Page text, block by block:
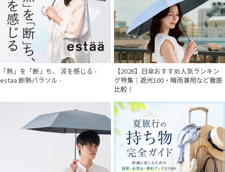
SWASH LONDON
スウォッシュロンドン
urawaza
ウラワザ
傘機能
その他
「熱」を「断」ち、 涼を感じる -
estaa 断熱パラソル -
【2026】日傘おすすめ人気ランキン
グ特集｜遮光100・晴雨兼用など徹底
比較！